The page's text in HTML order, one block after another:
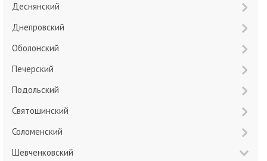
Деснянский
Днепровский
Оболонский
Печерский
Подольский
Святошинский
Соломенский
Шевченковский